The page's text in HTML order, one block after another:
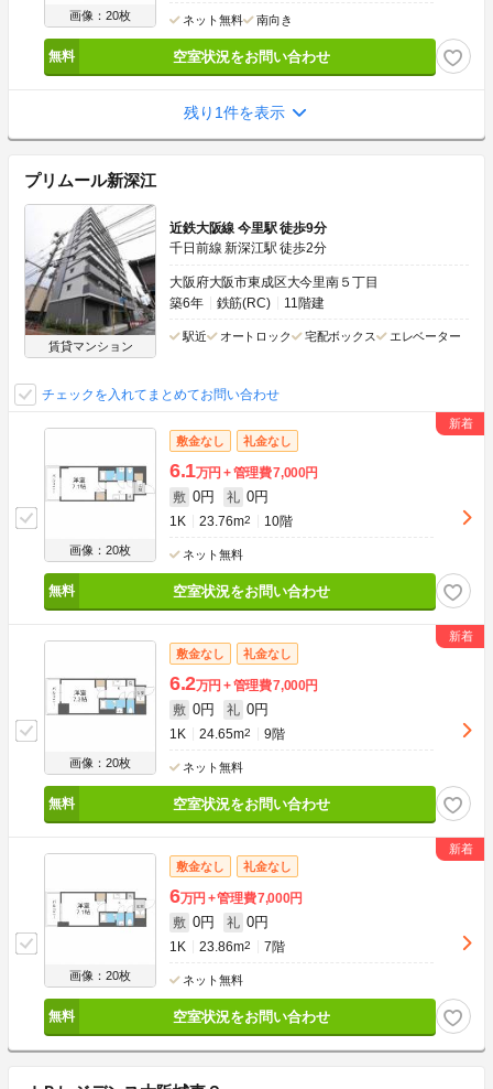
画像：20枚 ネット無料 南向き
空室状況をお問い合わせ
残り1件を表示
プリムール新深江
賃貸マンション
近鉄大阪線 今里駅 徒歩9分
千日前線 新深江駅 徒歩2分
大阪府大阪市東成区大今里南５丁目
築6年
鉄筋(RC) 11階建
駅近 オートロック 宅配ボックス エレベーター
チェックを入れてまとめてお問い合わせ
画像：20枚
敷金なし 礼金なし
6.1万円 管理費7,000円
敷 0円 礼 0円
1K 23.76m2 10階
ネット無料
空室状況をお問い合わせ
画像：20枚
敷金なし 礼金なし
6.2万円 管理費7,000円
敷 0円 礼 0円
1K 24.65m2 9階
ネット無料
空室状況をお問い合わせ
画像：20枚
敷金なし 礼金なし
6万円 管理費7,000円
敷 0円 礼 0円
1K 23.86m2 7階
ネット無料
空室状況をお問い合わせ